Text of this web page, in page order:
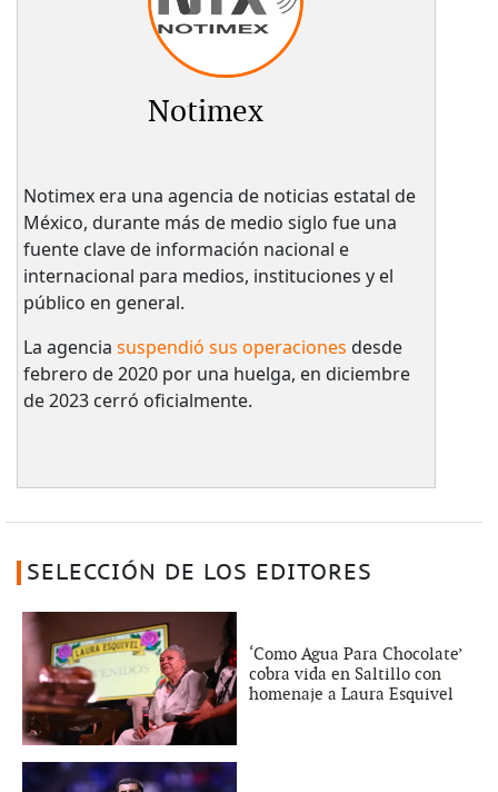
Notimex
Notimex era una agencia de noticias estatal de
México, durante más de medio siglo fue una
fuente clave de información nacional e
internacional para medios, instituciones y el
público en general.
La agencia suspendió sus operaciones desde
febrero de 2020 por una huelga, en diciembre
de 2023 cerró oficialmente.
SELECCIÓN DE LOS EDITORES
‘Como Agua Para Chocolate’
cobra vida en Saltillo con
homenaje a Laura Esquivel